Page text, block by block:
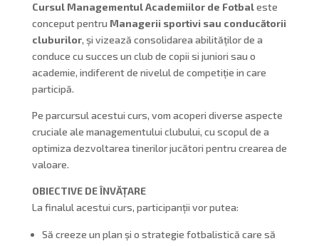
Cursul Managementul Academiilor de Fotbaleste
conceput pentru Managerii sportivi sau conducătorii
cluburilor, și vizează consolidarea abilităților de a
conduce cu succes un club de copii si juniori sau o
academie, indiferent de nivelul de competiție in care
participă.
Pe parcursul acestui curs, vom acoperi diverse aspecte
cruciale ale managementului clubului, cu scopul de a
optimiza dezvoltarea tinerilor jucători pentru crearea de
valoare.
OBIECTIVE DE ÎNVĂȚARE
La finalul acestui curs, participanții vor putea:
Să creeze un plan și o strategie fotbalistică care să